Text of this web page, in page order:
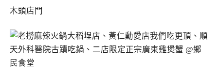
木頭店門